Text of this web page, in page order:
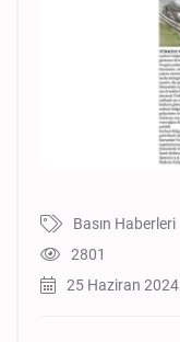
Basın Haberleri
2801
25 Haziran 2024